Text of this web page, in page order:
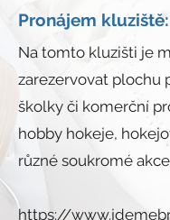
Pronájem kluziště:
Na tomto kluzišti je
zarezervovat plochu
školky či komerční
hobby hokeje,
různé soukromé
https://